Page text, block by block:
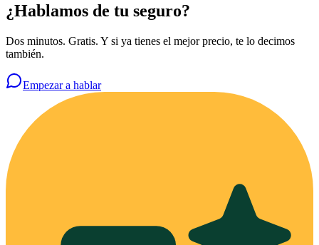
¿Hablamos de tu seguro?
Dos minutos. Gratis. Y si ya tienes el mejor precio, te lo decimos
también.
Empezar a hablar